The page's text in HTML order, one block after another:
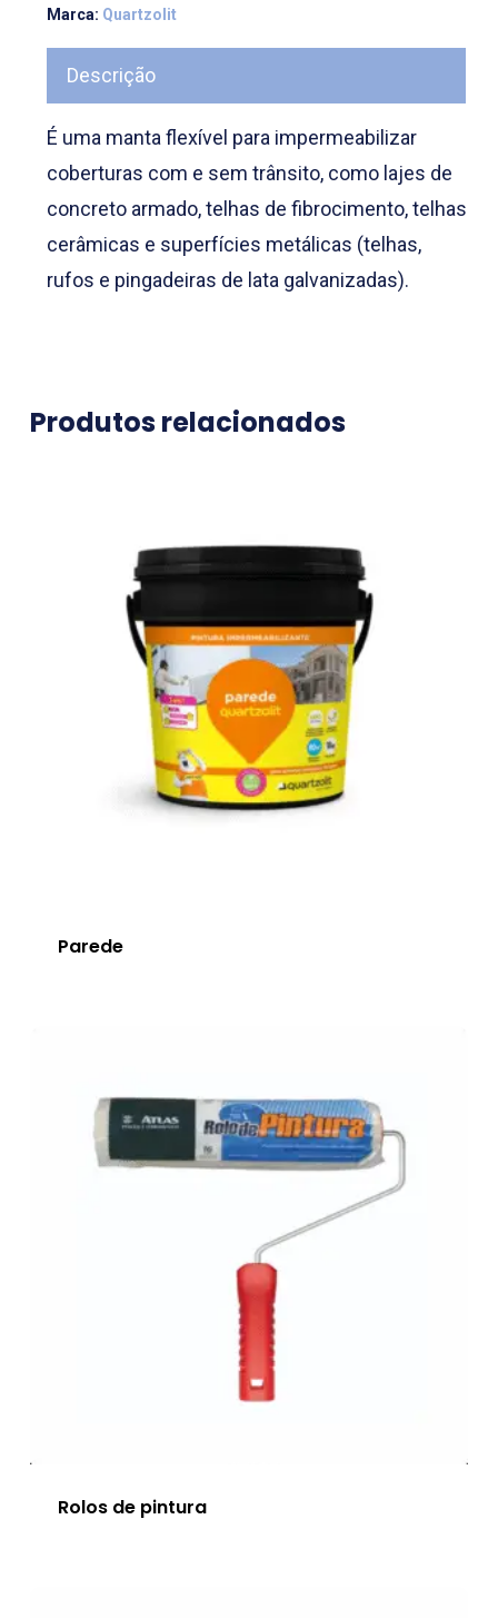
Marca: Quartzolit
Descrição
É uma manta flexível para impermeabilizar
coberturas com e sem trânsito, como lajes de
concreto armado, telhas de fibrocimento, telhas
cerâmicas e superfícies metálicas (telhas,
rufos e pingadeiras de lata galvanizadas).
Produtos relacionados
Parede
Rolos de pintura